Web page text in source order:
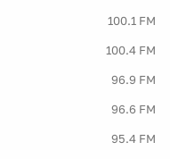
100.1 FM
100.4 FM
96.9 FM
96.6 FM
95.4 FM